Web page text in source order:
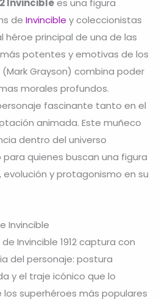
Invinciblees una figura
de Invincible y coleccionistas
principal de una de las
potentes y emotivas de los
Grayson) combina poder
morales profundos.
fascinante tanto en el
animada. Este muñeco
dentro del universo
quienes buscan una figura
y protagonismo en su
Invincible
Invincible 1912 captura con
del personaje: postura
y el traje icónico que lo
superhéroes más populares